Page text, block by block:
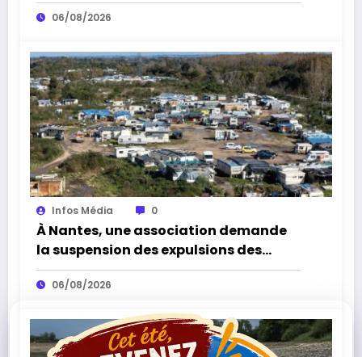
06/08/2026
Infos Média 0
À Nantes, une association demande
la suspension des expulsions des
bidonvilles sans solution de
relogement
06/08/2026